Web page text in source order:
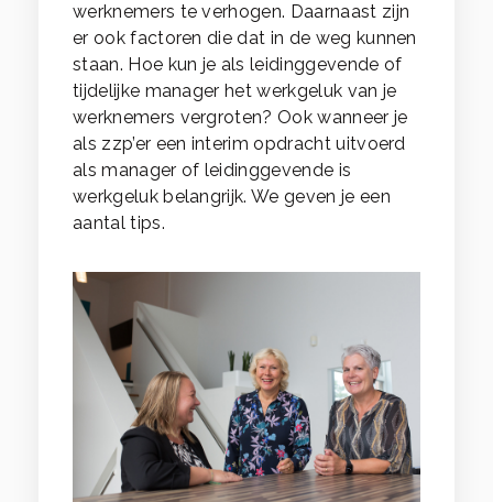
werknemers te verhogen. Daarnaast zijn
er ook factoren die dat in de weg kunnen
staan. Hoe kun je als leidinggevende of
tijdelijke manager het werkgeluk van je
werknemers vergroten? Ook wanneer je
als zzp’er een interim opdracht uitvoerd
als manager of leidinggevende is
werkgeluk belangrijk. We geven je een
aantal tips.